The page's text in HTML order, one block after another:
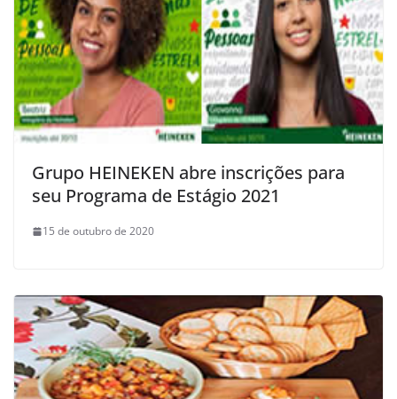
Grupo HEINEKEN abre inscrições para
seu Programa de Estágio 2021
15 de outubro de 2020